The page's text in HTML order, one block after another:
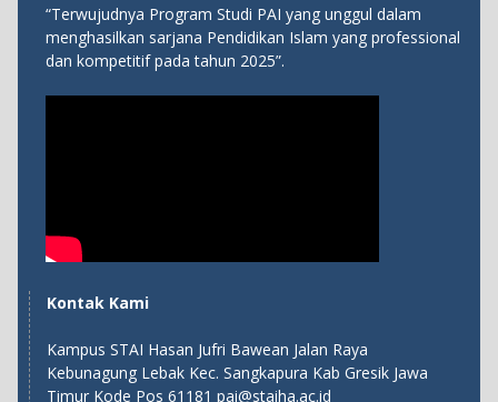
“Terwujudnya Program Studi PAI yang unggul dalam
menghasilkan sarjana Pendidikan Islam yang professional
dan kompetitif pada tahun 2025”.
Kontak Kami
Kampus STAI Hasan Jufri Bawean Jalan Raya
Kebunagung Lebak Kec. Sangkapura Kab Gresik Jawa
Timur Kode Pos 61181 pai@staiha.ac.id